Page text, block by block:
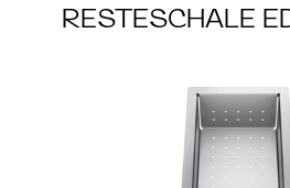
RESTESCHALE